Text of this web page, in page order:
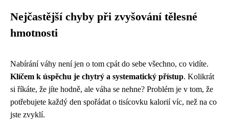
Nejčastější chyby při zvyšování tělesné
hmotnosti
Nabírání váhy není jen o tom cpát do sebe všechno, co vidíte.
Klíčem k úspěchu je chytrý a systematický přístup. Kolikrát
si říkáte, že jíte hodně, ale váha se nehne? Problém je v tom, že
potřebujete každý den spořádat o tisícovku kalorií víc, než na co
jste zvyklí.